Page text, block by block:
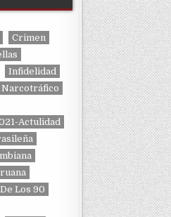
Crimen
Infidelidad
Narcotráfico
Actulidad
Los 90